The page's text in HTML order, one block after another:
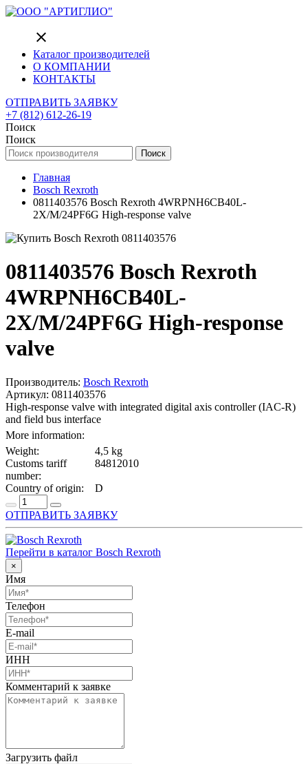
close
Каталог производителей
О КОМПАНИИ
КОНТАКТЫ
ОТПРАВИТЬ ЗАЯВКУ
+7 (812) 612-26-19
Поиск
Поиск
Поиск
Главная
Bosch Rexroth
0811403576 Bosch Rexroth 4WRPNH6CB40L-
2X/M/24PF6G High-response valve
0811403576 Bosch Rexroth
4WRPNH6CB40L-
2X/M/24PF6G High-response
valve
Производитель: Bosch Rexroth
Артикул: 0811403576
High-response valve with integrated digital axis controller (IAC-R)
and field bus interface
More information:
Weight:
4,5 kg
Customs tariff
number:
84812010
Country of origin: D
ОТПРАВИТЬ ЗАЯВКУ
Перейти в каталог Bosch Rexroth
×
Имя
Телефон
E-mail
ИНН
Комментарий к заявке
Загрузить файл